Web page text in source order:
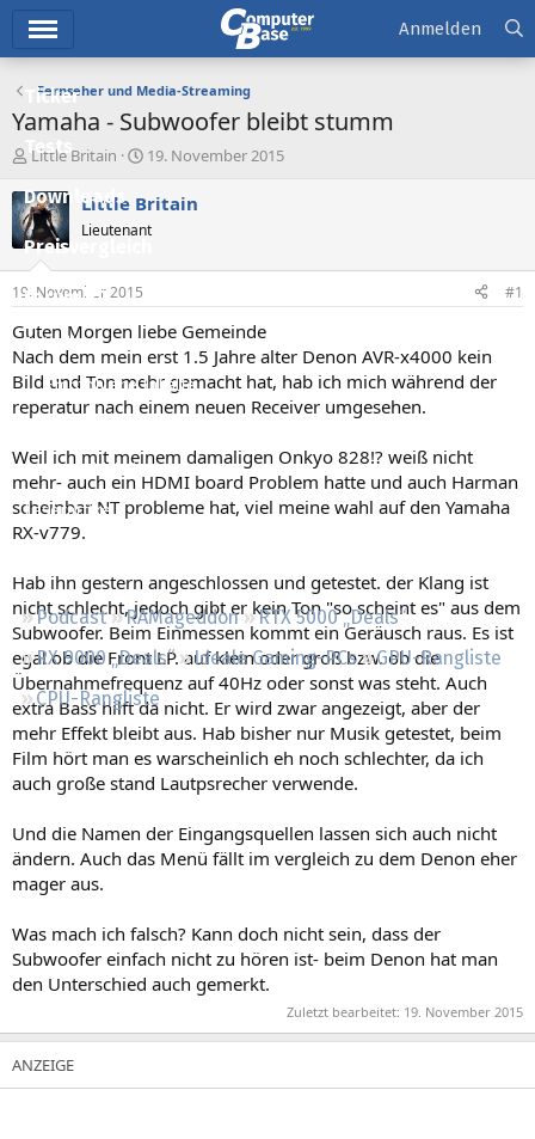
Ticker
Tests
Downloads
Preisvergleich
Forum
Aktuelles
Empfohlene Inhalte
Neueste Aktivitäten
Leserartikel
Podcast RAMageddon
RTX 5000 „Deals“
RX 9000 „Deals“
Ideale Gaming-PCs
GPU-Rangliste
CPU-Rangliste
Anmelden
Fernseher und Media-Streaming
Yamaha - Subwoofer bleibt stumm
E
s
t
e
e
r
Little Britain
E
s
e
t
a
19. November 2015
Little Britain
Lieutenant
19. November 2015 #1
Guten Morgen liebe Gemeinde
Nach dem mein erst 1.5 Jahre alter Denon AVR-x4000 kein
Bild und Ton mehr gemacht hat, hab ich mich während der
reperatur nach einem neuen Receiver umgesehen.
Weil ich mit meinem damaligen Onkyo 828!? weiß nicht
mehr- auch ein HDMI board Problem hatte und auch Harman
scheinbar NT probleme hat, viel meine wahl auf den Yamaha
RX-v779.
Hab ihn gestern angeschlossen und getestet. der Klang ist
nicht schlecht, jedoch gibt er kein Ton "so scheint es" aus dem
Subwoofer. Beim Einmessen kommt ein Geräusch raus. Es ist
egal ob die Front LP. auf klein oder groß bzw. ob die
Übernahmefrequenz auf 40Hz oder sonst was steht. Auch
extra Bass hilft da nicht. Er wird zwar angezeigt, aber der
mehr Effekt bleibt aus. Hab bisher nur Musik getestet, beim
Film hört man es warscheinlich eh noch schlechter, da ich
auch große stand Lautpsrecher verwende.
Und die Namen der Eingangsquellen lassen sich auch nicht
ändern. Auch das Menü fällt im vergleich zu dem Denon eher
mager aus.
Was mach ich falsch? Kann doch nicht sein, dass der
Subwoofer einfach nicht zu hören ist- beim Denon hat man
den Unterschied auch gemerkt.
Zuletzt bearbeitet: 19. November 2015